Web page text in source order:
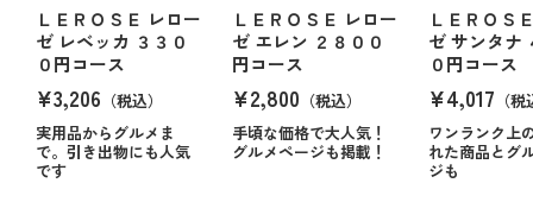
ＬＥＲＯＳＥ レロー
ゼ レベッカ ３３０
０円コース
¥3,206 （税込）
実用品からグルメま
で。引き出物にも人気
です
ＬＥＲＯＳＥ レロー
ゼ エレン ２８００
円コース
¥2,800 （税込）
手頃な価格で大人気！
グルメページも掲載！
ＬＥＲＯＳ
ゼ サンタナ
０円コース
¥4,017 （
ワンランク上
れた商品とグ
ジも